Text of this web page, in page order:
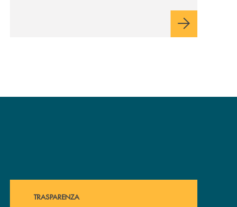
Hai bisogno di alcuni documenti ? Vai alla pagina della
TRASPARENZA